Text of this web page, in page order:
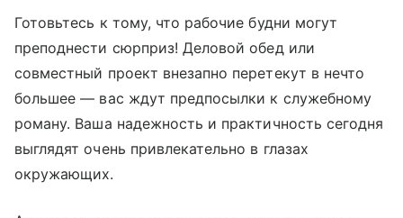
Готовьтесь к тому, что рабочие будни могут
преподнести сюрприз! Деловой обед или
совместный проект внезапно перетекут в нечто
большее — вас ждут предпосылки к служебному
роману. Ваша надежность и практичность сегодня
выглядят очень привлекательно в глазах
окружающих.